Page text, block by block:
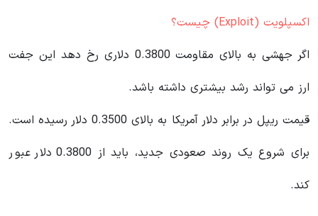
اکسپلویت (Exploit) چیست؟
اگر جهشی به بالای مقاومت 0.3800 دلاری رخ دهد این جفت
ارز می تواند رشد بیشتری داشته باشد.
قیمت ریپل در برابر دلار آمریکا به بالای 0.3500 دلار رسیده است.
برای شروع یک روند صعودی جدید، باید از 0.3800 دلار عبور
کند.